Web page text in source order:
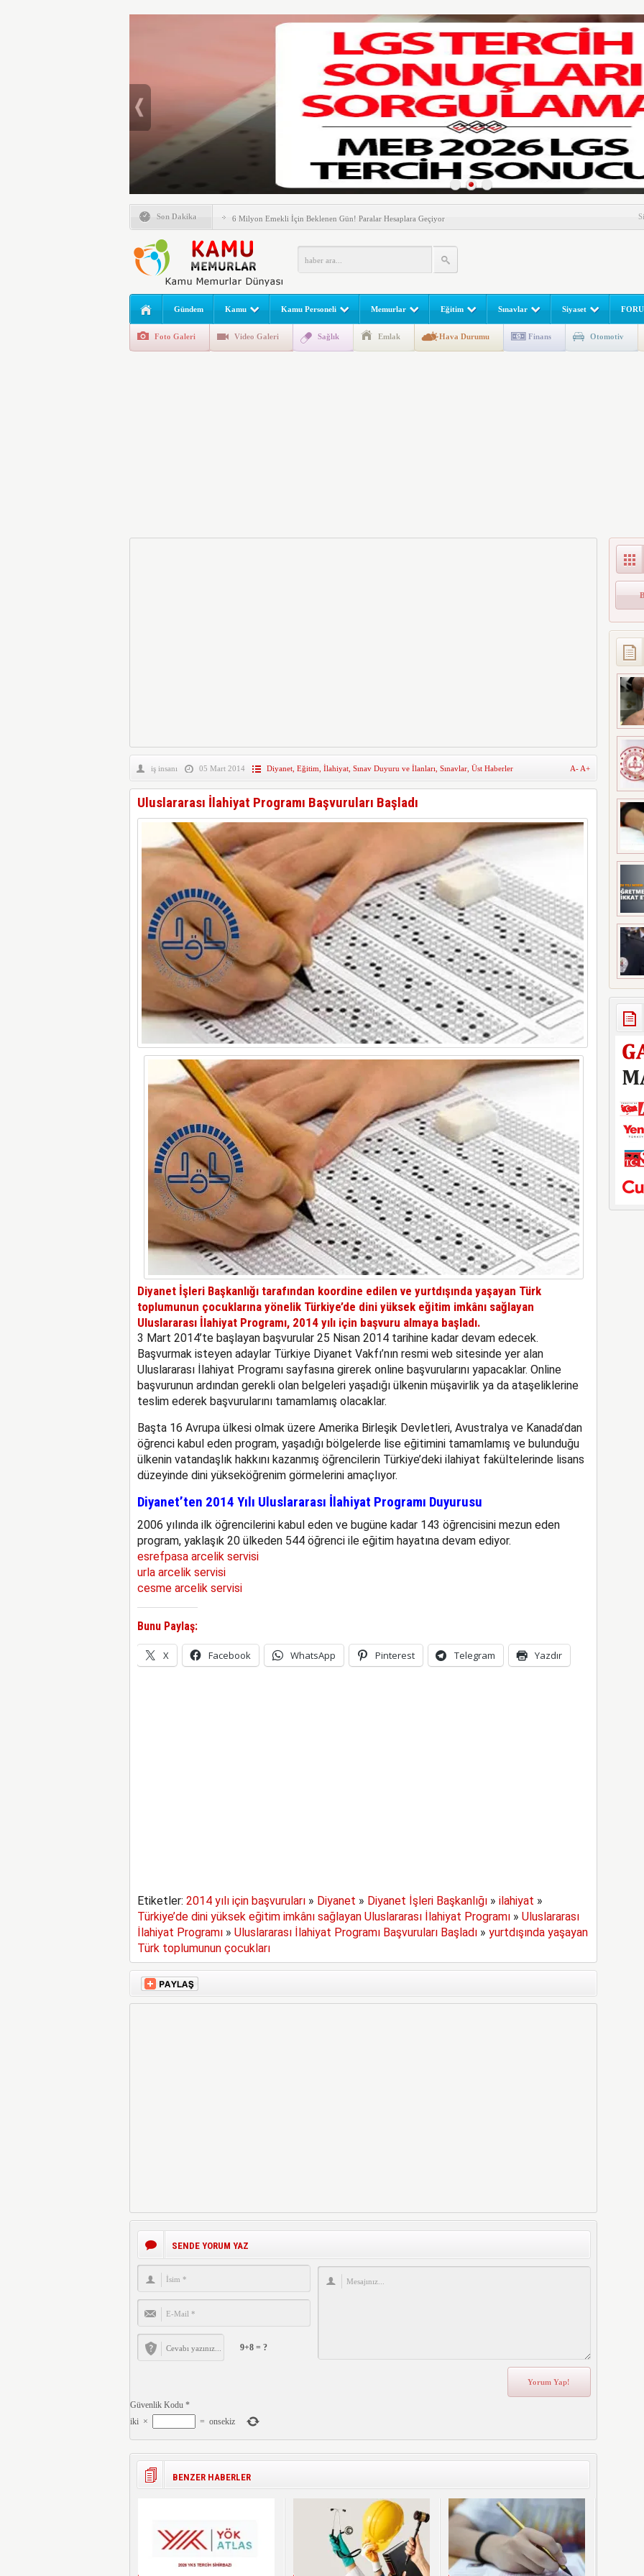
Son Dakika
Emlak Vergisinde Yeni Dönem! Ev Sahipleri Dikkat
6 Milyon Emekli İçin Beklenen Gün! Paralar Hesaplara Geçiyor
LGS Nakil Başvurusu Nasıl Yapılır? e-Okul Adım Adım Rehber (2026)
MEB LGS 2026 SONUÇ SORGULAMA EKRANI! LGS Sınav Sonuçları MEB Tarafından
Açıklandı! Liselere Geçiş Sınavı (LGS) (meb.gov.tr) Sonuç Sorgulama Ekranı
2026 Yılı Norm Güncellemeleri Başladı! Öğretmenler Nelere Dikkat Etmeli?
E-Devlet Unutulan Para Sorgulaması Başladı: Unuttuğunuz Paralar Ortaya Çıkabilir, Mirasçıları
Gündem Kamu Kamu Personeli Memurlar Eğitim Sınavlar Siyaset
Foto Galeri Video Galeri Sağlık Emlak Hava Durumu Finans Otomotiv
iş insanı 05 Mart 2014 Diyanet, Eğitim İlahiyat, Sınav Duyuru ve İlanları Sınavlar, Üst Haberler A- A+
Uluslararası İlahiyat Programı Başvuruları Başladı
Diyanet İşleri Başkanlığı tarafından koordine edilen ve yurtdışında yaşayan Türk
toplumunun çocuklarına yönelik Türkiye’de dini yüksek eğitim imkânı sağlayan
Uluslararası İlahiyat Programı, 2014 yılı için başvuru almaya başladı.
3 Mart 2014’te başlayan başvurular 25 Nisan 2014 tarihine kadar devam edecek.
Başvurmak isteyen adaylar Türkiye Diyanet Vakfı’nın resmi web sitesinde yer alan
Uluslararası İlahiyat Programı sayfasına girerek online başvurularını yapacaklar. Online
başvurunun ardından gerekli olan belgeleri yaşadığı ülkenin müşavirlik ya da ataşeliklerine
teslim ederek başvurularını tamamlamış olacaklar.
Başta 16 Avrupa ülkesi olmak üzere Amerika Birleşik Devletleri, Avustralya ve Kanada’dan
öğrenci kabul eden program, yaşadığı bölgelerde lise eğitimini tamamlamış ve bulunduğu
ülkenin vatandaşlık hakkını kazanmış öğrencilerin Türkiye’deki ilahiyat fakültelerinde lisans
düzeyinde dini yükseköğrenim görmelerini amaçlıyor.
Diyanet’ten 2014 Yılı Uluslararası İlahiyat Programı Duyurusu
2006 yılında ilk öğrencilerini kabul eden ve bugüne kadar 143 öğrencisini mezun eden
program, yaklaşık 20 ülkeden 544 öğrenci ile eğitim hayatına devam ediyor.
esrefpasa arcelik servisi
urla arcelik servisi
cesme arcelik servisi
Bunu Paylaş:
X Facebook WhatsApp Pinterest Telegram Yazdır
Etiketler: 2014 yılı için başvuruları» Diyanet » Diyanet İşleri Başkanlığı» ilahiyat »
Türkiye’de dini yüksek eğitim imkânı sağlayan Uluslararası İlahiyat Programı» Uluslararası
İlahiyat Programı» Uluslararası İlahiyat Programı Başvuruları Başladı» yurtdışında yaşayan
Türk toplumunun çocukları
SENDE YORUM YAZ
9+8 = ?
Güvenlik Kodu *
iki × = onsekiz
BENZER HABERLER